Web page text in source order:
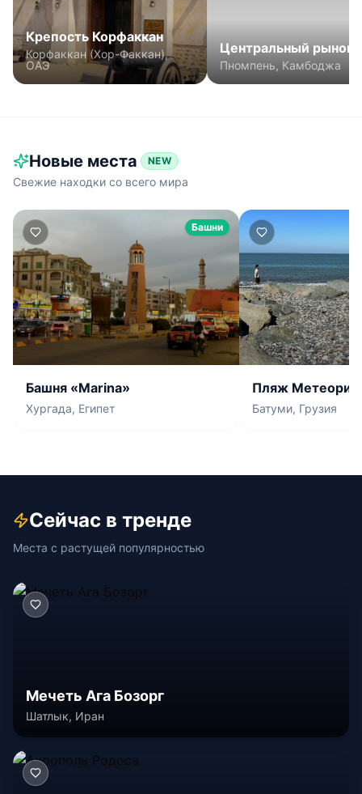
Крепость Корфаккан
Корфаккан (Хор-Факкан),
ОАЭ
Центральный рынок
(Новый рынок)
Пномпень, Камбоджа
Новые места NEW
Свежие находки со всего мира
Башни
Башня «Marina»
Хургада, Египет
Пляж Метеорит
Батуми, Грузия
Сейчас в тренде
Места с растущей популярностью
Мечеть Ага Бозорг
Шатлык, Иран